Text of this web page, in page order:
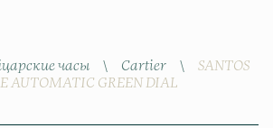
часы \ Cartier \ SANTOS
AUTOMATIC GREEN DIAL